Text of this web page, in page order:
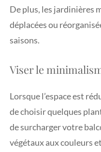
De plus, les jardinières
déplacées ou
saisons.
Viser le
Lorsque l’espace est
de choisir quelques
de surcharger votre
végétaux aux couleurs